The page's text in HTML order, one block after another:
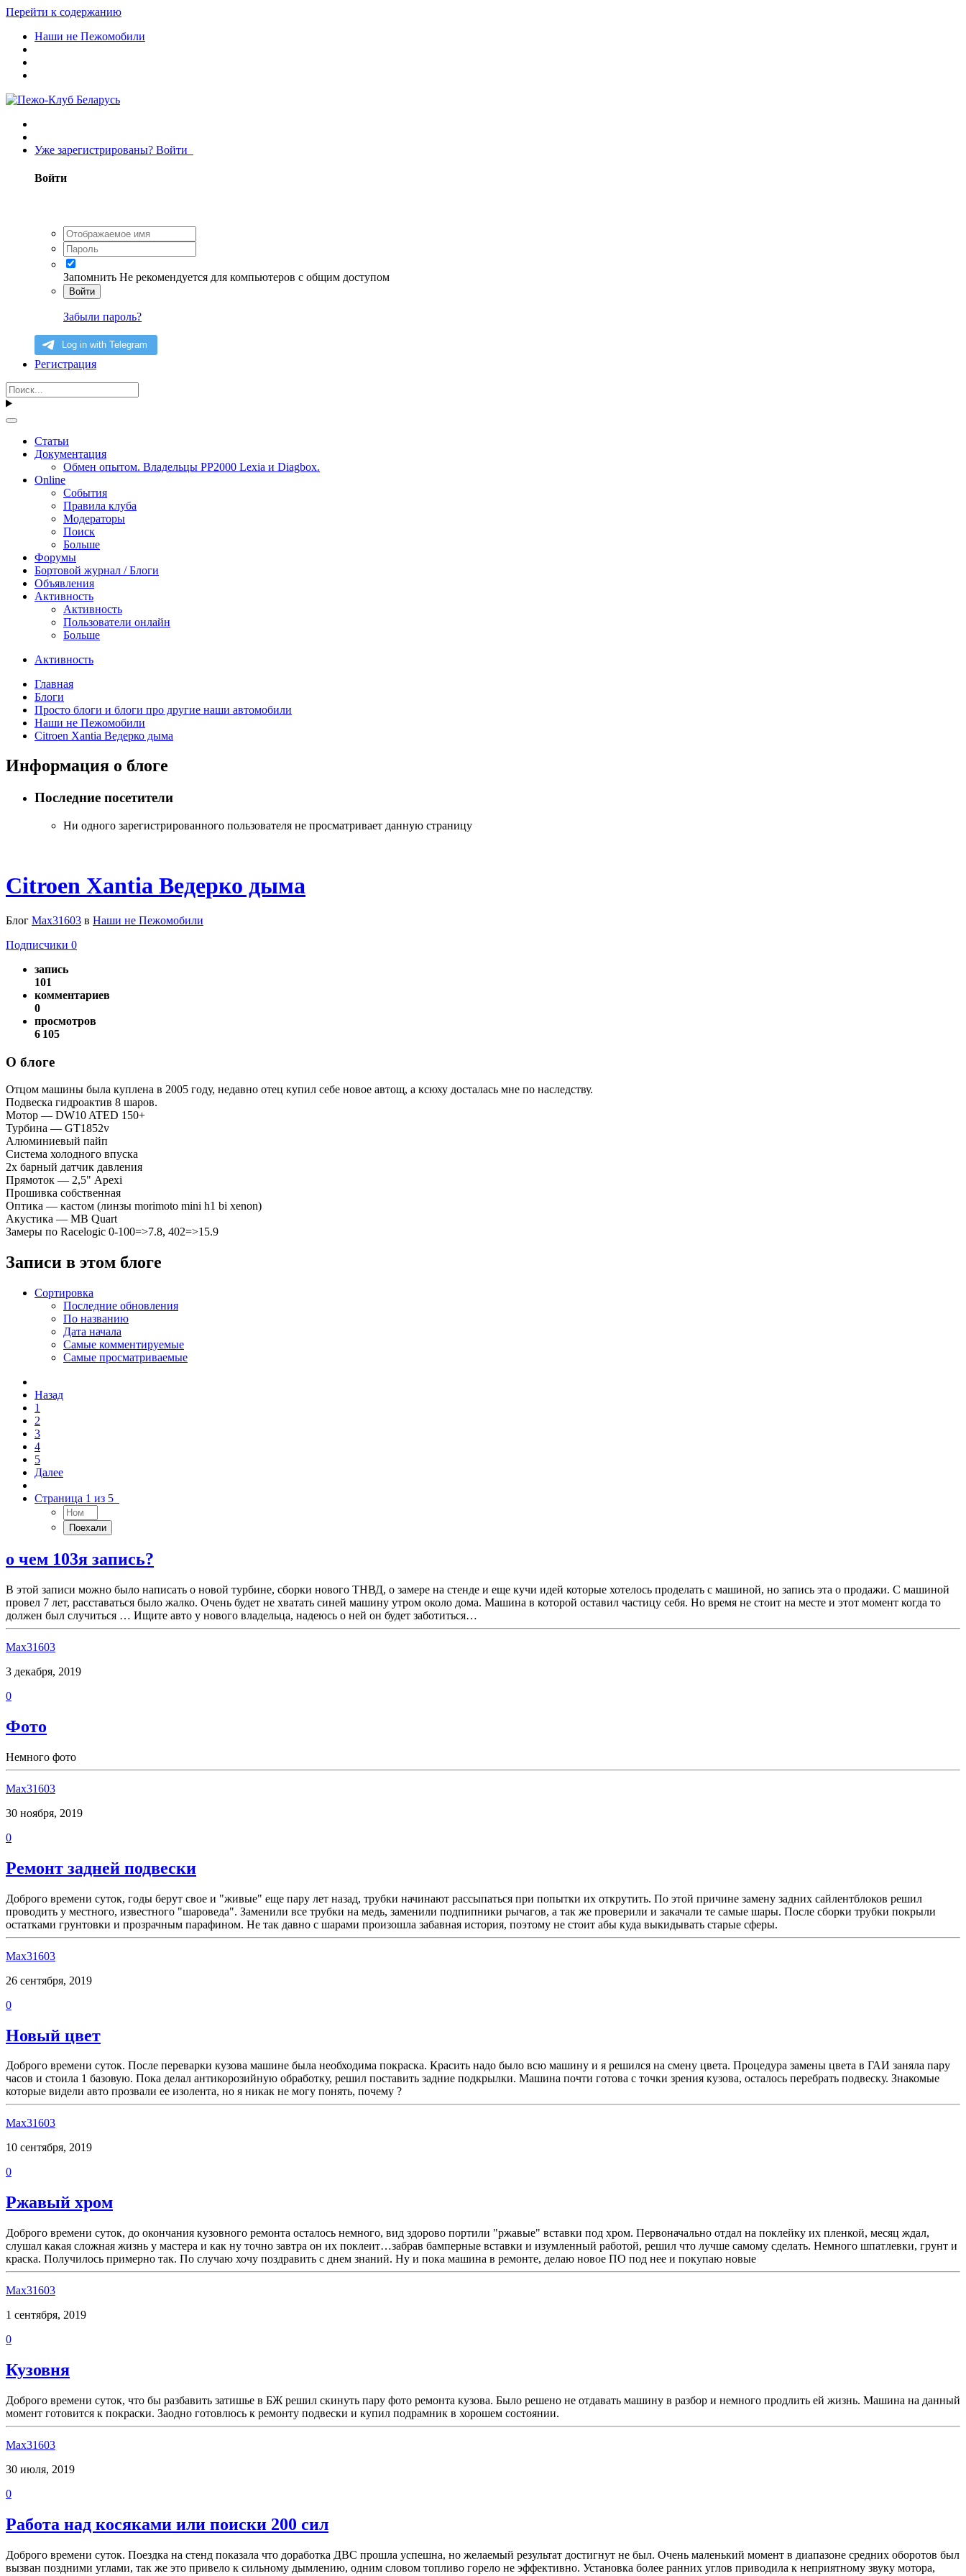
Перейти к содержанию
Наши не Пежомобили
Уже зарегистрированы? Войти
Войти
Запомнить Не рекомендуется для компьютеров с общим доступом
Войти
Забыли пароль?
Регистрация
Статьи
Документация
Обмен опытом. Владельцы PP2000 Lexia и Diagbox.
Online
События
Правила клуба
Модераторы
Поиск
Больше
Форумы
Бортовой журнал / Блоги
Объявления
Активность
Активность
Пользователи онлайн
Больше
Активность
Главная
Блоги
Просто блоги и блоги про другие наши автомобили
Наши не Пежомобили
Citroen Xantia Ведерко дыма
Информация о блоге
Последние посетители
Ни одного зарегистрированного пользователя не просматривает данную страницу
Citroen Xantia Ведерко дыма
Блог Max31603 в Наши не Пежомобили
Подписчики 0
запись
101
комментариев
0
просмотров
6 105
О блоге
Отцом машины была куплена в 2005 году, недавно отец купил себе новое автощ, а ксюху досталась мне по наследству.
Подвеска гидроактив 8 шаров.
Мотор — DW10 ATED 150+
Турбина — GT1852v
Алюминиевый пайп
Система холодного впуска
2х барный датчик давления
Прямоток — 2,5" Apexi
Прошивка собственная
Оптика — кастом (линзы morimoto mini h1 bi xenon)
Акустика — MB Quart
Замеры по Racelogic 0-100=>7.8, 402=>15.9
Записи в этом блоге
Сортировка
Последние обновления
По названию
Дата начала
Самые комментируемые
Самые просматриваемые
Назад
1
2
3
4
5
Далее
Страница 1 из 5
о чем 103я запись?
В этой записи можно было написать о новой турбине, сборки нового ТНВД, о замере на стенде и еще кучи идей которые хотелось проделать с машиной, но запись эта о продажи. С машиной
провел 7 лет, расставаться было жалко. Очень будет не хватать синей машину утром около дома. Машина в которой оставил частицу себя. Но время не стоит на месте и этот момент когда то
должен был случиться … Ищите авто у нового владельца, надеюсь о ней он будет заботиться…
Max31603
3 декабря, 2019
0
Фото
Немного фото
Max31603
30 ноября, 2019
0
Ремонт задней подвески
Доброго времени суток, годы берут свое и "живые" еще пару лет назад, трубки начинают рассыпаться при попытки их открутить. По этой причине замену задних сайлентблоков решил
проводить у местного, известного "шароведа". Заменили все трубки на медь, заменили подпипники рычагов, а так же проверили и закачали те самые шары. После сборки трубки покрыли
остатками грунтовки и прозрачным парафином. Не так давно с шарами произошла забавная история, поэтому не стоит абы куда выкидывать старые сферы.
Max31603
26 сентября, 2019
0
Новый цвет
Доброго времени суток. После переварки кузова машине была необходима покраска. Красить надо было всю машину и я решился на смену цвета. Процедура замены цвета в ГАИ заняла пару
часов и стоила 1 базовую. Пока делал антикорозийную обработку, решил поставить задние подкрылки. Машина почти готова с точки зрения кузова, осталось перебрать подвеску. Знакомые
которые видели авто прозвали ее изолента, но я никак не могу понять, почему ?
Max31603
10 сентября, 2019
0
Ржавый хром
Доброго времени суток, до окончания кузовного ремонта осталось немного, вид здорово портили "ржавые" вставки под хром. Первоначально отдал на поклейку их пленкой, месяц ждал,
слушал какая сложная жизнь у мастера и как ну точно завтра он их поклеит…забрав бамперные вставки и изумленный работой, решил что лучше самому сделать. Немного шпатлевки, грунт и
краска. Получилось примерно так. По случаю хочу поздравить с днем знаний. Ну и пока машина в ремонте, делаю новое ПО под нее и покупаю новые
Max31603
1 сентября, 2019
0
Кузовня
Доброго времени суток, что бы разбавить затишье в БЖ решил скинуть пару фото ремонта кузова. Было решено не отдавать машину в разбор и немного продлить ей жизнь. Машина на данный
момент готовится к покраски. Заодно готовлюсь к ремонту подвески и купил подрамник в хорошем состоянии.
Max31603
30 июля, 2019
0
Работа над косяками или поиски 200 сил
Доброго времени суток. Поездка на стенд показала что доработка ДВС прошла успешна, но желаемый результат достигнут не был. Очень маленький момент в диапазоне средних оборотов был
вызван поздними углами, так же это привело к сильному дымлению, одним словом топливо горело не эффективно. Установка более ранних углов приводила к неприятному звуку мотора,